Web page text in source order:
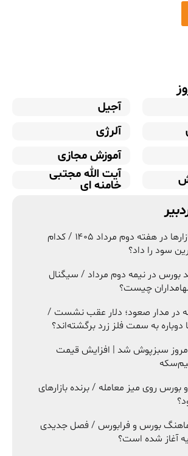
آجیل
آلرژی
آموزش مجازی
آیت الله مجتبی
خامنه ای
بازدهی بازارها در هفته دوم مرداد ۱۴۰۵ / کدام
سود را داد؟
بورس در نیمه دوم مرداد / سیگنال
چیست؟
در مدار صعود؛ دلار عقب نشست /
دوباره به سمت فلز زرد برگشته‌اند؟
امروز سبزپوش شد | افزایش قیمت
و بورس روی میز معامله / برنده بازارهای
بورس و فرابورس / فصل جدیدی
آغاز شده است؟